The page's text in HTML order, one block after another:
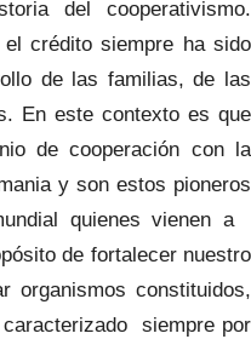
del cooperativismo.
crédito siempre ha sido
de las familias, de las
En este contexto es que
de cooperación con la
y son estos pioneros
quienes vienen a
de fortalecer nuestro
organismos constituidos,
siempre por